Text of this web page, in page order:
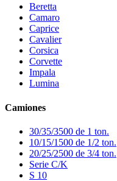
Beretta
Camaro
Caprice
Cavalier
Corsica
Corvette
Impala
Lumina
Camiones
30/35/3500 de 1 ton.
10/15/1500 de 1/2 ton.
20/25/2500 de 3/4 ton.
Serie C/K
S 10